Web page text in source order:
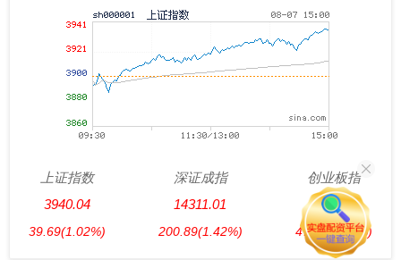
上证指数
3940.04
39.69(1.02%)
深证成指
14311.01
200.89(1.42%)
创业板指
3563.12
47.56(1.35%)